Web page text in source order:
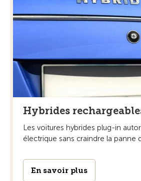
Hybrides
Les voitures hybrides plug-in
électrique sans craindre la panne
En savoir plus